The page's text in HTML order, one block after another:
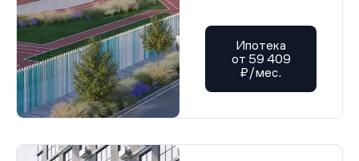
Ипотека
от 59 409
₽/мес.